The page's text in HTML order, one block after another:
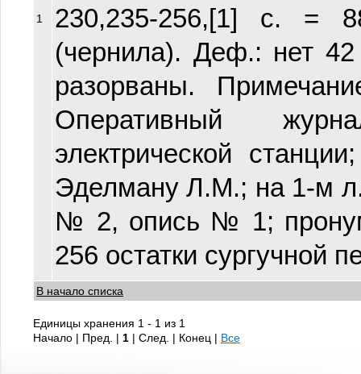
1
230,235-256,[1] с. =
(чернила). Деф.: нет
разорваны.
Оперативный
электрической
Эделману Л.М.; на 1-м
№ 2, опись № 1;
256 остатки сургучной
В начало списка
Единицы хранения 1 - 1 из 1
Начало | Пред. | 1 | След. | Конец | Все